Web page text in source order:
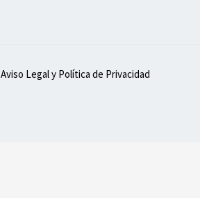
Aviso Legal y Política de Privacidad